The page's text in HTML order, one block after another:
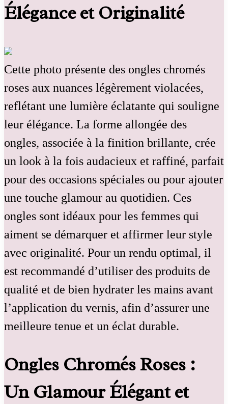
Élégance et Originalité
Cette photo présente des ongles chromés
roses aux nuances légèrement violacées,
reflétant une lumière éclatante qui souligne
leur élégance. La forme allongée des
ongles, associée à la finition brillante, crée
un look à la fois audacieux et raffiné, parfait
pour des occasions spéciales ou pour ajouter
une touche glamour au quotidien. Ces
ongles sont idéaux pour les femmes qui
aiment se démarquer et affirmer leur style
avec originalité. Pour un rendu optimal, il
est recommandé d’utiliser des produits de
qualité et de bien hydrater les mains avant
l’application du vernis, afin d’assurer une
meilleure tenue et un éclat durable.
Ongles Chromés Roses :
Un Glamour Élégant et